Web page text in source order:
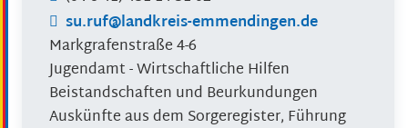
su.ruf@landkreis-emmendingen.de
Markgrafenstraße 4-6
Jugendamt - Wirtschaftliche Hilfen
Beistandschaften und Beurkundungen
Auskünfte aus dem Sorgeregister, Führung